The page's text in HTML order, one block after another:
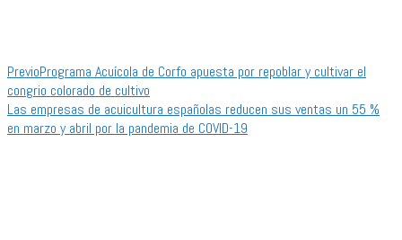
PrevioPrograma Acuícola de Corfo apuesta por repoblar y cultivar el
congrio colorado de cultivo
Las empresas de acuicultura españolas reducen sus ventas un 55 %
en marzo y abril por la pandemia de COVID-19